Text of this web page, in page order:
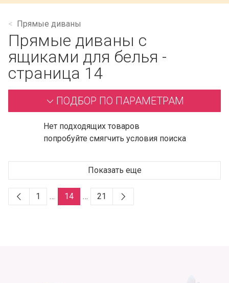
Прямые диваны
Прямые диваны с
ящиками для белья -
страница 14
ПОДБОР ПО ПАРАМЕТРАМ
Нет подходящих товаров
попробуйте смягчить условия поиска
Показать еще
1 … 14 … 21